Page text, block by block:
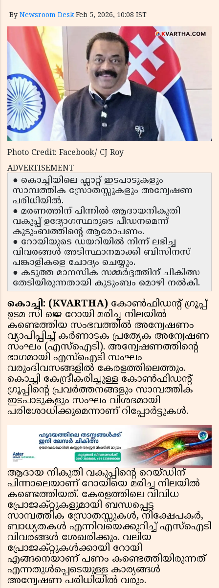
By Newsroom Desk Feb 5, 2026, 10:08 IST
Photo Credit: Facebook/ CJ Roy
ADVERTISEMENT
● കൊച്ചിയിലെ ഫ്ലാറ്റ് ഇടപാടുകളും
സാമ്പത്തിക സ്രോതസ്സുകളും അന്വേഷണ
പരിധിയിൽ.
● മരണത്തിന് പിന്നിൽ ആദായനികുതി
വകുപ്പ് ഉദ്യോഗസ്ഥരുടെ പീഡനമെന്ന്
കുടുംബത്തിന്റെ ആരോപണം.
● റോയിയുടെ ഡയറിയിൽ നിന്ന് ലഭിച്ച
വിവരങ്ങൾ അടിസ്ഥാനമാക്കി ബിസിനസ്
പങ്കാളികളെ ചോദ്യം ചെയ്യും.
● കടുത്ത മാനസിക സമ്മർദ്ദത്തിന് ചികിത്സ
തേടിയിരുന്നതായി കുടുംബം മൊഴി നൽകി.
കൊച്ചി: (KVARTHA) കോൺഫിഡന്റ് ഗ്രൂപ്പ്
ഉടമ സി ജെ റോയി മരിച്ച നിലയിൽ
കണ്ടെത്തിയ സംഭവത്തിൽ അന്വേഷണം
വ്യാപിപ്പിച്ച് കർണാടക പ്രത്യേക അന്വേഷണ
സംഘം (എസ്ഐടി). അന്വേഷണത്തിന്റെ
ഭാഗമായി എസ്ഐടി സംഘം
വരുംദിവസങ്ങളിൽ കേരളത്തിലെത്തും.
കൊച്ചി കേന്ദ്രീകരിച്ചുള്ള കോൺഫിഡന്റ്
ഗ്രൂപ്പിന്റെ പ്രവർത്തനങ്ങളും സാമ്പത്തിക
ഇടപാടുകളും സംഘം വിശദമായി
പരിശോധിക്കുമെന്നാണ് റിപ്പോർട്ടുകൾ.
ആദായ നികുതി വകുപ്പിന്റെ റെയ്ഡിന്
പിന്നാലെയാണ് റോയിയെ മരിച്ച നിലയിൽ
കണ്ടെത്തിയത്. കേരളത്തിലെ വിവിധ
പ്രോജക്റ്റുകളുമായി ബന്ധപ്പെട്ട
സാമ്പത്തിക സ്രോതസ്സുകൾ, നിക്ഷേപകർ,
ബാധ്യതകൾ എന്നിവയെക്കുറിച്ച് എസ്ഐടി
വിവരങ്ങൾ ശേഖരിക്കും. വലിയ
പ്രോജക്റ്റുകൾക്കായി റോയി
എങ്ങനെയാണ് പണം കണ്ടെത്തിയിരുന്നത്
എന്നതുൾപ്പെടെയുള്ള കാര്യങ്ങൾ
അന്വേഷണ പരിധിയിൽ വരും.